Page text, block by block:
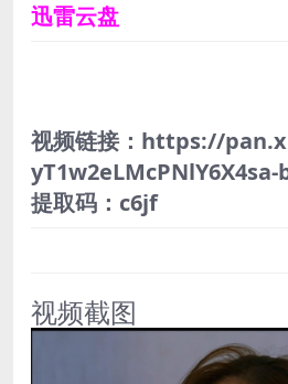
迅雷云盘
视频链接：https://
yT1w2eLMcPNlY6X4sa-
提取码：c6jf
视频截图